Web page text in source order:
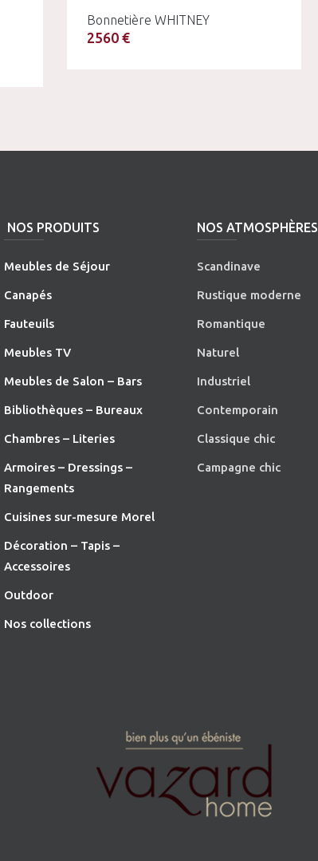
Bonnetière WHITNEY
2560 €
NOS PRODUITS
Meubles de Séjour
Canapés
Fauteuils
Meubles TV
Meubles de Salon – Bars
Bibliothèques – Bureaux
Chambres – Literies
Armoires – Dressings –
Rangements
Cuisines sur-mesure Morel
Décoration – Tapis –
Accessoires
Outdoor
Nos collections
NOS ATMOSPHÈRES
Scandinave
Rustique moderne
Romantique
Naturel
Industriel
Contemporain
Classique chic
Campagne chic